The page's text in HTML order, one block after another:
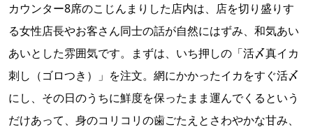
カウンター8席のこじんまりした店内は、店を切り盛りす
る女性店長やお客さん同士の話が自然にはずみ、和気あい
あいとした雰囲気です。まずは、いち押しの「活〆真イカ
刺し（ゴロつき）」を注文。網にかかったイカをすぐ活〆
にし、その日のうちに鮮度を保ったまま運んでくるという
だけあって、身のコリコリの歯ごたえとさわやかな甘み、